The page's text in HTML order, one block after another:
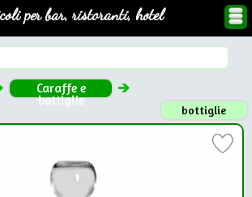
per bar, ristoranti, hotel
Caraffe e
bottiglie
bottiglie